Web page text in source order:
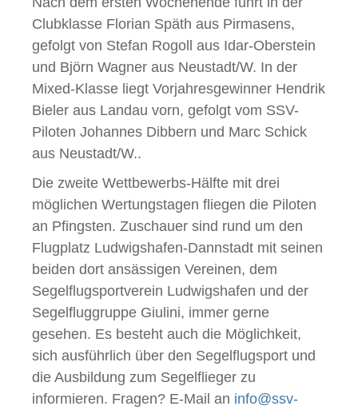
Clubklasse Florian Späth aus Pirmasens,
gefolgt von Stefan Rogoll aus Idar-Oberstein
und Björn Wagner aus Neustadt/W. In der
Mixed-Klasse liegt Vorjahresgewinner Hendrik
Bieler aus Landau vorn, gefolgt vom SSV-
Piloten Johannes Dibbern und Marc Schick
aus Neustadt/W..
Die zweite Wettbewerbs-Hälfte mit drei
möglichen Wertungstagen fliegen die Piloten
an Pfingsten. Zuschauer sind rund um den
Flugplatz Ludwigshafen-Dannstadt mit seinen
beiden dort ansässigen Vereinen, dem
Segelflugsportverein Ludwigshafen und der
Segelfluggruppe Giulini, immer gerne
gesehen. Es besteht auch die Möglichkeit,
sich ausführlich über den Segelflugsport und
die Ausbildung zum Segelflieger zu
informieren. Fragen? E-Mail an info@ssv-